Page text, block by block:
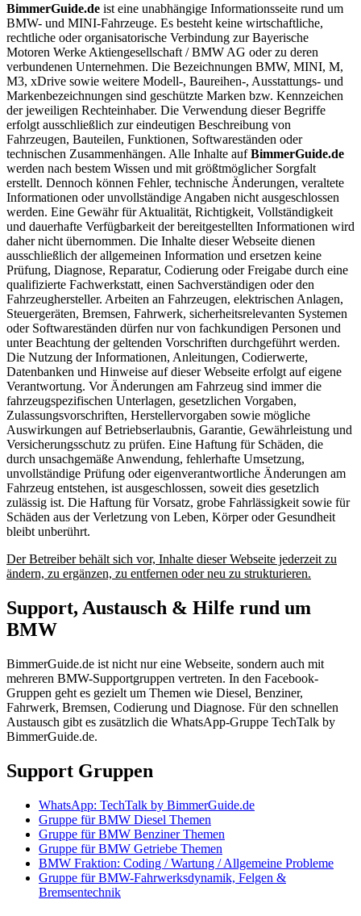
BimmerGuide.de ist eine unabhängige Informationsseite rund um
BMW- und MINI-Fahrzeuge. Es besteht keine wirtschaftliche,
rechtliche oder organisatorische Verbindung zur Bayerische
Motoren Werke Aktiengesellschaft / BMW AG oder zu deren
verbundenen Unternehmen. Die Bezeichnungen BMW, MINI, M,
M3, xDrive sowie weitere Modell-, Baureihen-, Ausstattungs- und
Markenbezeichnungen sind geschützte Marken bzw. Kennzeichen
der jeweiligen Rechteinhaber. Die Verwendung dieser Begriffe
erfolgt ausschließlich zur eindeutigen Beschreibung von
Fahrzeugen, Bauteilen, Funktionen, Softwareständen oder
technischen Zusammenhängen. Alle Inhalte aufBimmerGuide.de
werden nach bestem Wissen und mit größtmöglicher Sorgfalt
erstellt. Dennoch können Fehler, technische Änderungen, veraltete
Informationen oder unvollständige Angaben nicht ausgeschlossen
werden. Eine Gewähr für Aktualität, Richtigkeit, Vollständigkeit
und dauerhafte Verfügbarkeit der bereitgestellten Informationen wird
daher nicht übernommen. Die Inhalte dieser Webseite dienen
ausschließlich der allgemeinen Information und ersetzen keine
Prüfung, Diagnose, Reparatur, Codierung oder Freigabe durch eine
qualifizierte Fachwerkstatt, einen Sachverständigen oder den
Fahrzeughersteller. Arbeiten an Fahrzeugen, elektrischen Anlagen,
Steuergeräten, Bremsen, Fahrwerk, sicherheitsrelevanten Systemen
oder Softwareständen dürfen nur von fachkundigen Personen und
unter Beachtung der geltenden Vorschriften durchgeführt werden.
Die Nutzung der Informationen, Anleitungen, Codierwerte,
Datenbanken und Hinweise auf dieser Webseite erfolgt auf eigene
Verantwortung. Vor Änderungen am Fahrzeug sind immer die
fahrzeugspezifischen Unterlagen, gesetzlichen Vorgaben,
Zulassungsvorschriften, Herstellervorgaben sowie mögliche
Auswirkungen auf Betriebserlaubnis, Garantie, Gewährleistung und
Versicherungsschutz zu prüfen. Eine Haftung für Schäden, die
durch unsachgemäße Anwendung, fehlerhafte Umsetzung,
unvollständige Prüfung oder eigenverantwortliche Änderungen am
Fahrzeug entstehen, ist ausgeschlossen, soweit dies gesetzlich
zulässig ist. Die Haftung für Vorsatz, grobe Fahrlässigkeit sowie für
Schäden aus der Verletzung von Leben, Körper oder Gesundheit
bleibt unberührt.
Der Betreiber behält sich vor, Inhalte dieser Webseite jederzeit zu
ändern, zu ergänzen, zu entfernen oder neu zu strukturieren.
Support, Austausch & Hilfe rund um
BMW
BimmerGuide.de ist nicht nur eine Webseite, sondern auch mit
mehreren BMW-Supportgruppen vertreten. In den Facebook-
Gruppen geht es gezielt um Themen wie Diesel, Benziner,
Fahrwerk, Bremsen, Codierung und Diagnose. Für den schnellen
Austausch gibt es zusätzlich die WhatsApp-Gruppe TechTalk by
BimmerGuide.de.
Support Gruppen
WhatsApp: TechTalk by BimmerGuide.de
Gruppe für BMW Diesel Themen
Gruppe für BMW Benziner Themen
Gruppe für BMW Getriebe Themen
BMW Fraktion: Coding / Wartung / Allgemeine Probleme
Gruppe für BMW-Fahrwerksdynamik, Felgen &
Bremsentechnik